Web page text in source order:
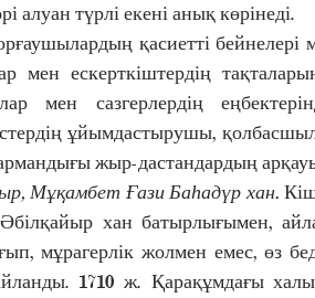
алуан түрлі екені анық көрінеді.
мен ескерткіштердің
мен сазгерлердің
ұйымдастырушы,
жыр-дастандардың
Мұқамбет Ғази Баһадүр хан.
хан батырлығымен,
мұрагерлік жолмен емес, өз
1710 ж. Қарақұмдағы